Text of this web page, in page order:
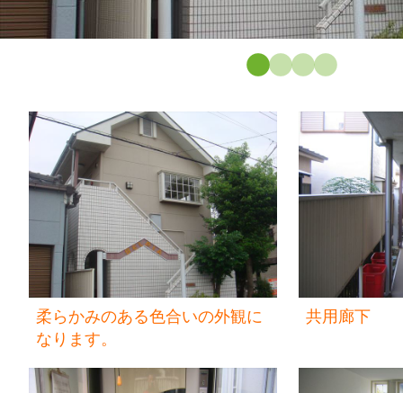
柔らかみのある色合いの外観に
なります。
共用廊下